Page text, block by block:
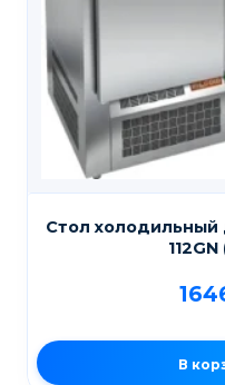
Стол холодильный
В